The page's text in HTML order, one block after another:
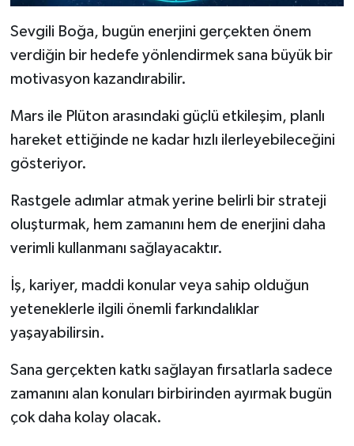
Sevgili Boğa, bugün enerjini gerçekten önem
verdiğin bir hedefe yönlendirmek sana büyük bir
motivasyon kazandırabilir.
Mars ile Plüton arasındaki güçlü etkileşim, planlı
hareket ettiğinde ne kadar hızlı ilerleyebileceğini
gösteriyor.
Rastgele adımlar atmak yerine belirli bir strateji
oluşturmak, hem zamanını hem de enerjini daha
verimli kullanmanı sağlayacaktır.
İş, kariyer, maddi konular veya sahip olduğun
yeteneklerle ilgili önemli farkındalıklar
yaşayabilirsin.
Sana gerçekten katkı sağlayan fırsatlarla sadece
zamanını alan konuları birbirinden ayırmak bugün
çok daha kolay olacak.